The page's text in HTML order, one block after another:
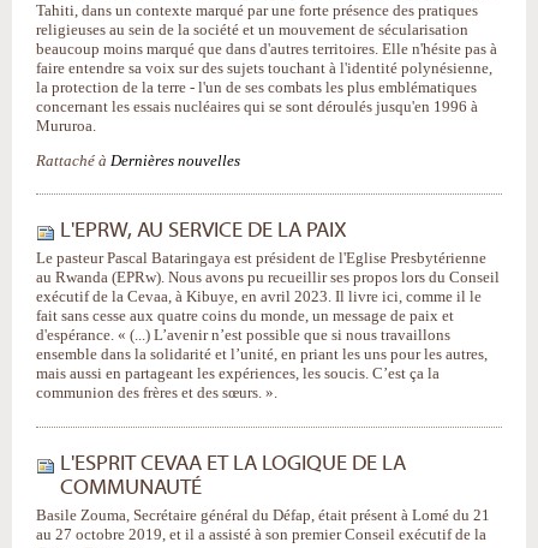
Tahiti, dans un contexte marqué par une forte présence des pratiques
religieuses au sein de la société et un mouvement de sécularisation
beaucoup moins marqué que dans d'autres territoires. Elle n'hésite pas à
faire entendre sa voix sur des sujets touchant à l'identité polynésienne,
la protection de la terre - l'un de ses combats les plus emblématiques
concernant les essais nucléaires qui se sont déroulés jusqu'en 1996 à
Mururoa.
Rattaché à Dernières nouvelles
L'EPRW, AU SERVICE DE LA PAIX
Le pasteur Pascal Bataringaya est président de l'Eglise Presbytérienne
au Rwanda (EPRw). Nous avons pu recueillir ses propos lors du Conseil
exécutif de la Cevaa, à Kibuye, en avril 2023. Il livre ici, comme il le
fait sans cesse aux quatre coins du monde, un message de paix et
d'espérance. « (...) L’avenir n’est possible que si nous travaillons
ensemble dans la solidarité et l’unité, en priant les uns pour les autres,
mais aussi en partageant les expériences, les soucis. C’est ça la
communion des frères et des sœurs. ».
L'ESPRIT CEVAA ET LA LOGIQUE DE LA
COMMUNAUTÉ
Basile Zouma, Secrétaire général du Défap, était présent à Lomé du 21
au 27 octobre 2019, et il a assisté à son premier Conseil exécutif de la